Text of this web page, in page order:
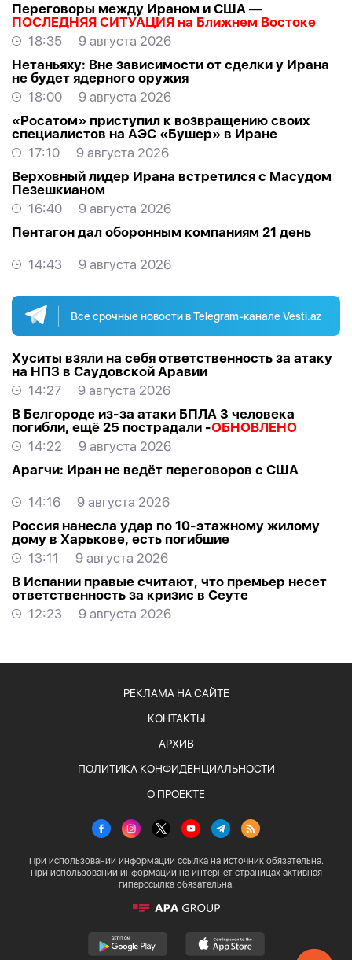
Переговоры между Ираном и США —
ПОСЛЕДНЯЯ СИТУАЦИЯ на Ближнем Востоке
18:35
9 августа 2026
Нетаньяху: Вне зависимости от сделки у Ирана
не будет ядерного оружия
18:00
9 августа 2026
«Росатом» приступил к возвращению своих
специалистов на АЭС «Бушер» в Иране
17:10
9 августа 2026
Верховный лидер Ирана встретился с Масудом
Пезешкианом
16:40
9 августа 2026
Пентагон дал оборонным компаниям 21 день
14:43 9 августа 2026
Все срочные новости в Telegram-канале Vesti.az
Хуситы взяли на себя ответственность за атаку
на НПЗ в Саудовской Аравии
14:27
9 августа 2026
В Белгороде из-за атаки БПЛА 3 человека
погибли, ещё 25 пострадали -ОБНОВЛЕНО
14:22
9 августа 2026
Арагчи: Иран не ведёт переговоров с США
14:16
9 августа 2026
Россия нанесла удар по 10-этажному жилому
дому в Харькове, есть погибшие
13:11
9 августа 2026
В Испании правые считают, что премьер несет
ответственность за кризис в Сеуте
12:23
9 августа 2026
РЕКЛАМА НА САЙТЕ
КОНТАКТЫ
АРХИВ
ПОЛИТИКА КОНФИДЕНЦИАЛЬНОСТИ
О ПРОЕКТЕ
При использовании информации ссылка на источник обязательна.
При использовании информации на интернет страницах активная
гиперссылка обязательна.